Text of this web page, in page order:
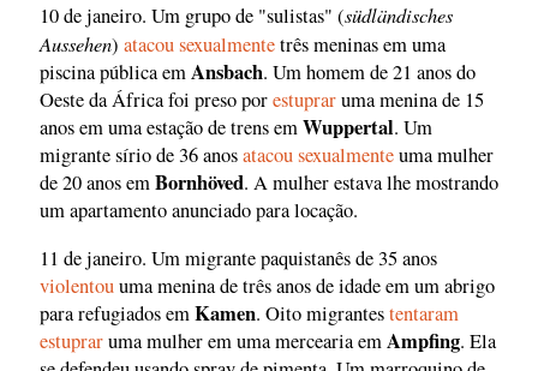
10 de janeiro. Um grupo de "sulistas" (südländisches
Aussehen) atacou sexualmentetrês meninas em uma
piscina pública emAnsbach. Um homem de 21 anos do
Oeste da África foi preso porestupraruma menina de 15
anos em uma estação de trens emWuppertal. Um
migrante sírio de 36 anosatacou sexualmenteuma mulher
de 20 anos emBornhöved. A mulher estava lhe mostrando
um apartamento anunciado para locação.
11 de janeiro. Um migrante paquistanês de 35 anos
violentouuma menina de três anos de idade em um abrigo
para refugiados emKamen. Oito migrantestentaram
estupraruma mulher em uma mercearia emAmpfing. Ela